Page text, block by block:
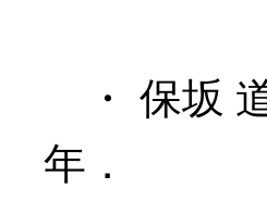
・ 保坂
年．